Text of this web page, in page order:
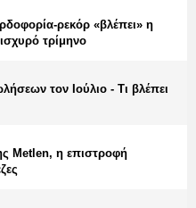
ρεκόρ «βλέπει» η
τρίμηνο
τον Ιούλιο - Τι βλέπει
Metlen, η επιστροφή